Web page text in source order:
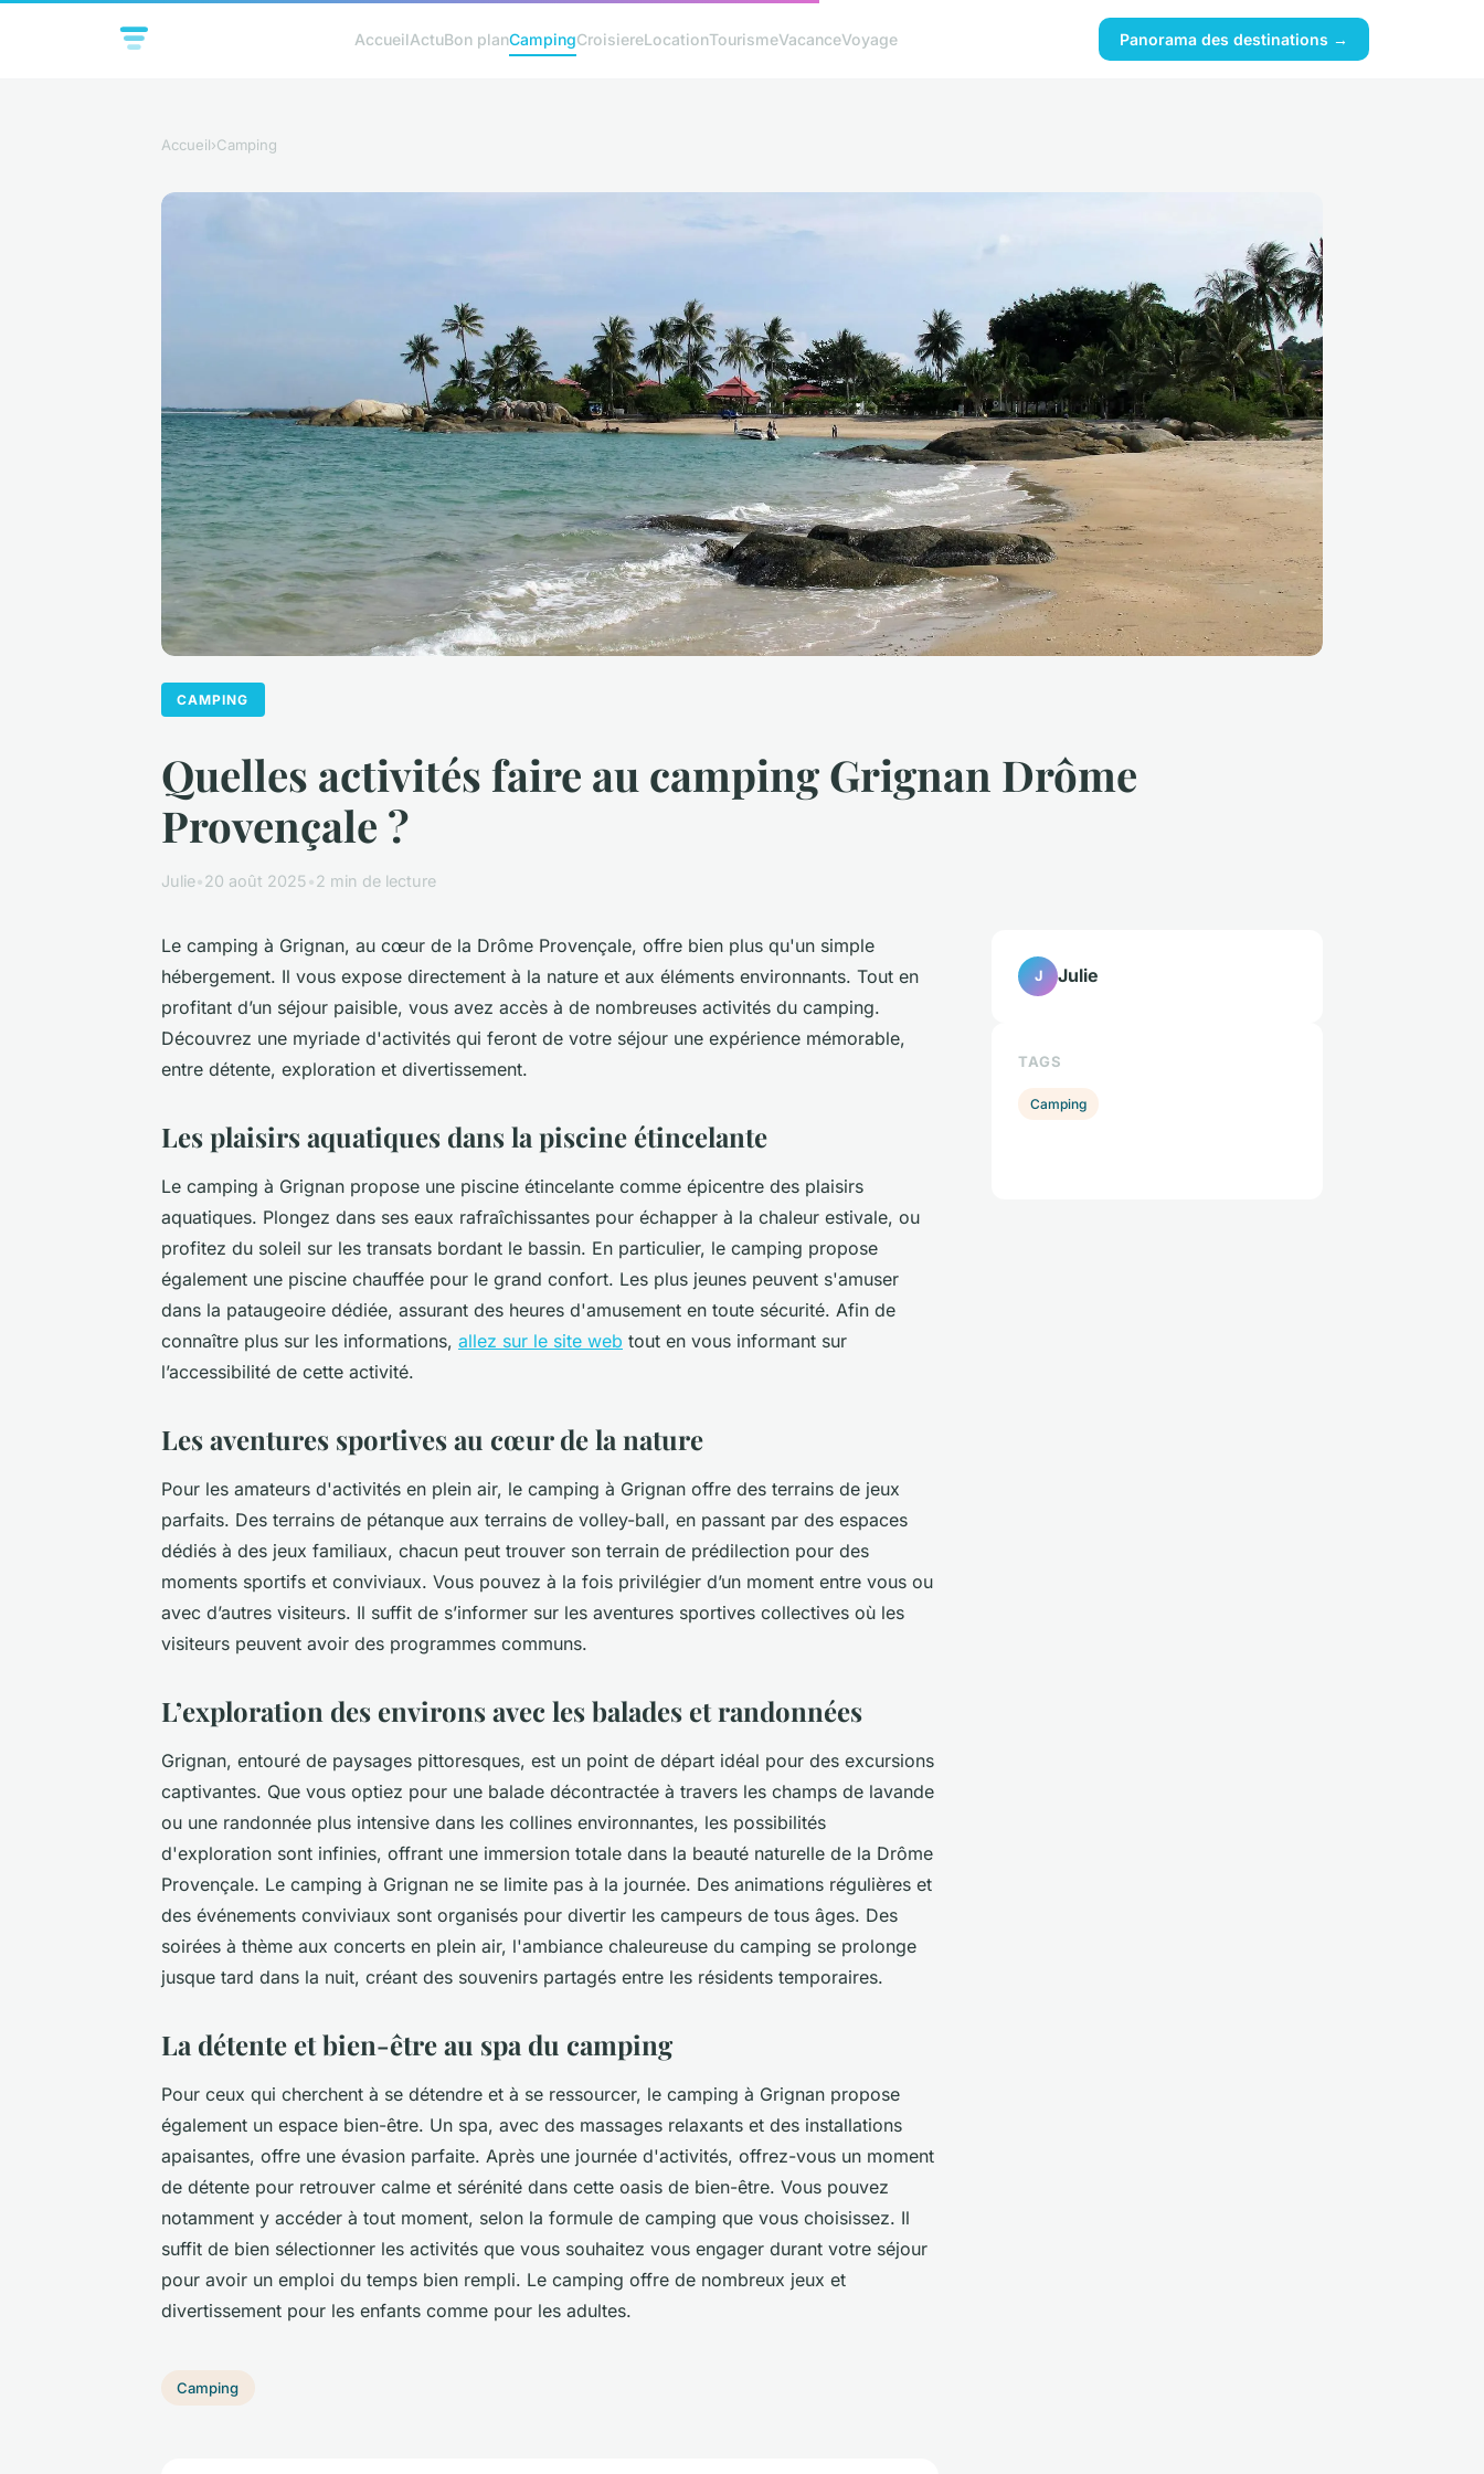
AccueilActuBon planCampingCroisiereLocationTourismeVacanceVoyage Panorama des destinations →
Accueil›Camping
CAMPING
Quelles activités faire au camping Grignan Drôme
Provençale ?
Julie•20 août 2025•2 min de lecture
Le camping à Grignan, au cœur de la Drôme Provençale, offre bien plus qu'un simple
hébergement. Il vous expose directement à la nature et aux éléments environnants. Tout en
profitant d’un séjour paisible, vous avez accès à de nombreuses activités du camping.
Découvrez une myriade d'activités qui feront de votre séjour une expérience mémorable,
entre détente, exploration et divertissement.
Les plaisirs aquatiques dans la piscine étincelante
Le camping à Grignan propose une piscine étincelante comme épicentre des plaisirs
aquatiques. Plongez dans ses eaux rafraîchissantes pour échapper à la chaleur estivale, ou
profitez du soleil sur les transats bordant le bassin. En particulier, le camping propose
également une piscine chauffée pour le grand confort. Les plus jeunes peuvent s'amuser
dans la pataugeoire dédiée, assurant des heures d'amusement en toute sécurité. Afin de
connaître plus sur les informations, allez sur le site web tout en vous informant sur
l’accessibilité de cette activité.
Les aventures sportives au cœur de la nature
Pour les amateurs d'activités en plein air, le camping à Grignan offre des terrains de jeux
parfaits. Des terrains de pétanque aux terrains de volley-ball, en passant par des espaces
dédiés à des jeux familiaux, chacun peut trouver son terrain de prédilection pour des
moments sportifs et conviviaux. Vous pouvez à la fois privilégier d’un moment entre vous ou
avec d’autres visiteurs. Il suffit de s’informer sur les aventures sportives collectives où les
visiteurs peuvent avoir des programmes communs.
L’exploration des environs avec les balades et randonnées
Grignan, entouré de paysages pittoresques, est un point de départ idéal pour des excursions
captivantes. Que vous optiez pour une balade décontractée à travers les champs de lavande
ou une randonnée plus intensive dans les collines environnantes, les possibilités
d'exploration sont infinies, offrant une immersion totale dans la beauté naturelle de la Drôme
Provençale. Le camping à Grignan ne se limite pas à la journée. Des animations régulières et
des événements conviviaux sont organisés pour divertir les campeurs de tous âges. Des
soirées à thème aux concerts en plein air, l'ambiance chaleureuse du camping se prolonge
jusque tard dans la nuit, créant des souvenirs partagés entre les résidents temporaires.
La détente et bien-être au spa du camping
Pour ceux qui cherchent à se détendre et à se ressourcer, le camping à Grignan propose
également un espace bien-être. Un spa, avec des massages relaxants et des installations
apaisantes, offre une évasion parfaite. Après une journée d'activités, offrez-vous un moment
de détente pour retrouver calme et sérénité dans cette oasis de bien-être. Vous pouvez
notamment y accéder à tout moment, selon la formule de camping que vous choisissez. Il
suffit de bien sélectionner les activités que vous souhaitez vous engager durant votre séjour
pour avoir un emploi du temps bien rempli. Le camping offre de nombreux jeux et
divertissement pour les enfants comme pour les adultes.
Camping
J Julie
TAGS
Camping